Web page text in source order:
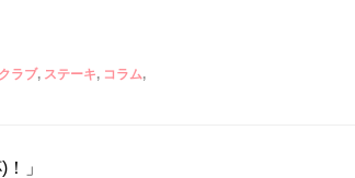
ラブ ステーキ
コラム
」